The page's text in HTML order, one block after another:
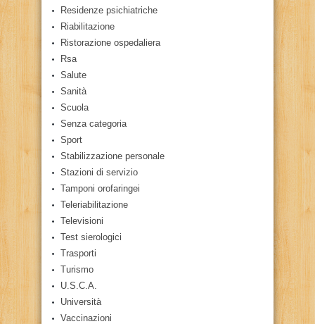
Residenze psichiatriche
Riabilitazione
Ristorazione ospedaliera
Rsa
Salute
Sanità
Scuola
Senza categoria
Sport
Stabilizzazione personale
Stazioni di servizio
Tamponi orofaringei
Teleriabilitazione
Televisioni
Test sierologici
Trasporti
Turismo
U.S.C.A.
Università
Vaccinazioni